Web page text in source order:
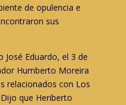
de opulencia e
sus
José Eduardo, el 3 de
Humberto Moreira
relacionados con Los
que Heriberto